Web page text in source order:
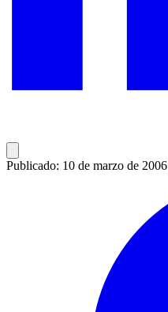
Publicado: 10 de marzo de 2006